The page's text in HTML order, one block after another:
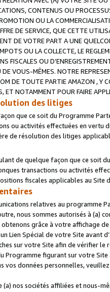
CONTENUS OU
OU LA
DE SERVICE, QUE CETTE
DE VOTRE PART A UNE
OU LA COLLECTE, LE
FISCALES OU
VOUS-MÊMES. NOTRE
DE TOUTE PARTIE AMAZON , Y
ET NOTAMMENT POUR FAIRE
des litiges
que ce soit du Programme
ou activités effectuées en vertu
de résolution des litiges
de quelque façon que ce soit
transactions ou activités
fiscales applicables au Site
relatives au programme
nous sommes autorisés à
grâce à votre affichage
Lien Spécial de votre Site avant
sur votre Site afin de vérifier
Programme figurant sur votre
vos données personnelles,
(a) nos sociétés affiliées et nous-